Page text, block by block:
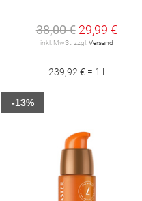
38,00 € 29,99 €
inkl. MwSt. zzgl. Versand
239,92 € = 1 l
-13%